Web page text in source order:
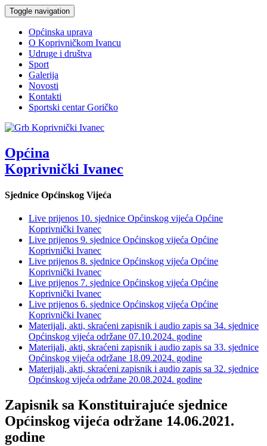
Toggle navigation
Općinska uprava
O Koprivničkom Ivancu
Udruge i društva
Sport
Galerija
Novosti
Kontakti
Sportski centar Goričko
Općina
Koprivnički Ivanec
Sjednice Općinskog Vijeća
Live prijenos 10. sjednice Općinskog vijeća Općine
Koprivnički Ivanec
Live prijenos 9. sjednice Općinskog vijeća Općine
Koprivnički Ivanec
Live prijenos 8. sjednice Općinskog vijeća Općine
Koprivnički Ivanec
Live prijenos 7. sjednice Općinskog vijeća Općine
Koprivnički Ivanec
Live prijenos 6. sjednice Općinskog vijeća Općine
Koprivnički Ivanec
Materijali, akti, skraćeni zapisnik i audio zapis sa 34. sjednice
Općinskog vijeća održane 07.10.2024. godine
Materijali, akti, skraćeni zapisnik i audio zapis sa 33. sjednice
Općinskog vijeća održane 18.09.2024. godine
Materijali, akti, skraćeni zapisnik i audio zapis sa 32. sjednice
Općinskog vijeća održane 20.08.2024. godine
Zapisnik sa Konstituirajuće sjednice
Općinskog vijeća održane 14.06.2021.
godine